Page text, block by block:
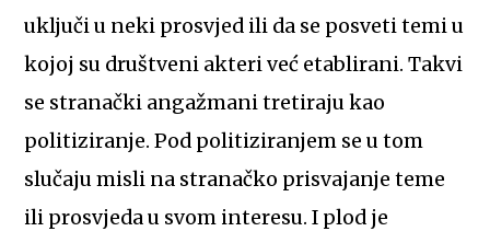
uključi u neki prosvjed ili da se posveti temi u
kojoj su društveni akteri već etablirani. Takvi
se stranački angažmani tretiraju kao
politiziranje. Pod politiziranjem se u tom
slučaju misli na stranačko prisvajanje teme
ili prosvjeda u svom interesu. I plod je